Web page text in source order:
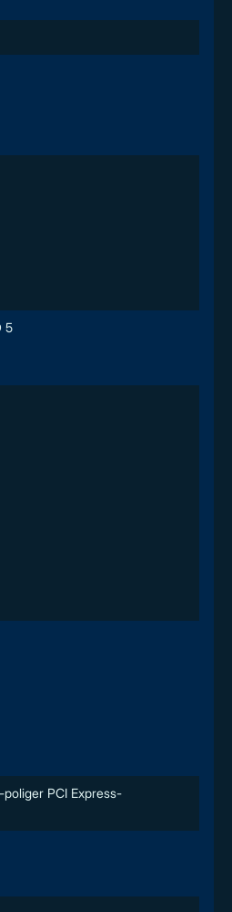
5
poliger PCI Express-